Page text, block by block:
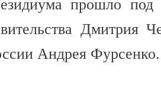
прошло под
Дмитрия
Андрея Фурсенко.